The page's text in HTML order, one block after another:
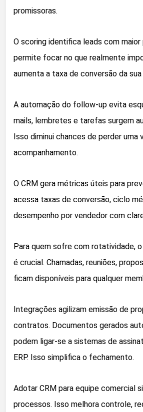
promissoras.
O scoring identifica leads com
permite focar no que realmente
aumenta a taxa de conversão da sua
A automação do follow-up evita
mails, lembretes e tarefas surgem
Isso diminui chances de perder uma
acompanhamento.
O CRM gera métricas úteis para
acessa taxas de conversão, ciclo
desempenho por vendedor com
Para quem sofre com rotatividade,
é crucial. Chamadas, reuniões,
ficam disponíveis para qualquer
Integrações agilizam emissão de
contratos. Documentos gerados
podem ligar-se a sistemas de
ERP. Isso simplifica o fechamento.
Adotar CRM para equipe comercial
processos. Isso melhora controle,